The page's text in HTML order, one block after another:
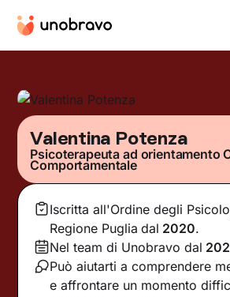
Valentina Potenza
Psicoterapeuta ad orientamento
Comportamentale
Iscritta all'Ordine degli
Regione Puglia dal 2020.
Nel team di Unobravo dal
Può aiutarti a comprendere
e affrontare un momento